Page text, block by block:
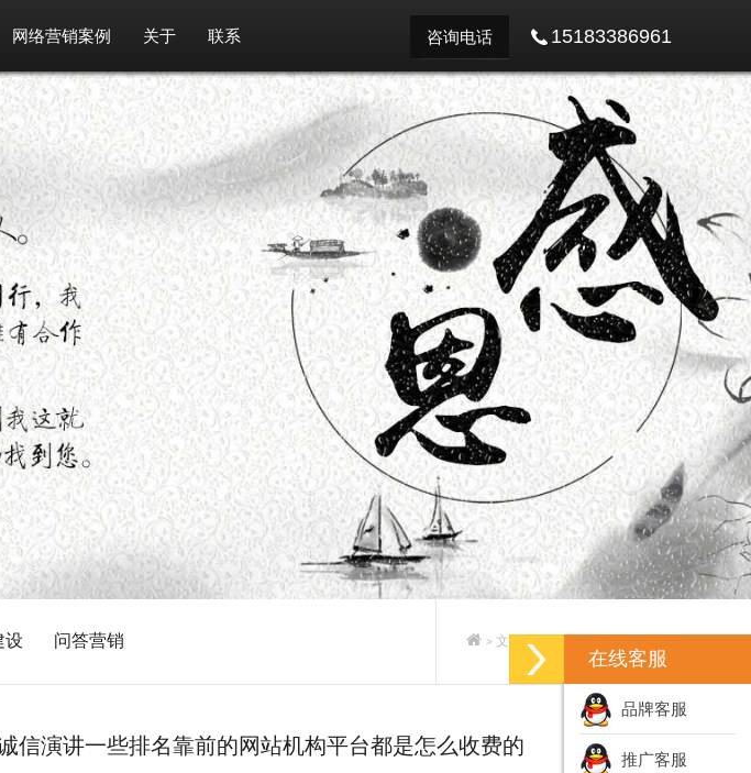
网络营销案例 关于 联系 咨询电话 15183386961
设 问答营销 > 文案策划_专业文案策划公司
信演讲一些排名靠前的网站机构平台都是怎么收费的
在线客服
品牌客服
推广客服